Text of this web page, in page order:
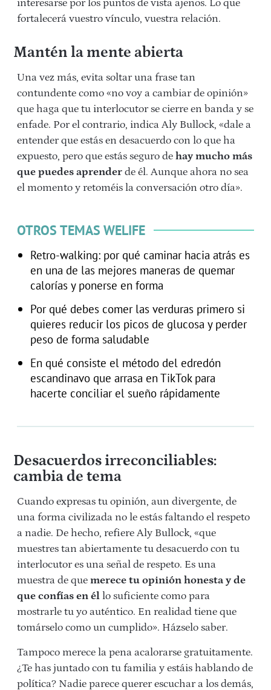
interesarse por los puntos de vista ajenos. Lo que
fortalecerá vuestro vínculo, vuestra relación.
Mantén la mente abierta
Una vez más, evita soltar una frase tan
contundente como «no voy a cambiar de opinión»
que haga que tu interlocutor se cierre en banda y se
enfade. Por el contrario, indica Aly Bullock, «dale a
entender que estás en desacuerdo con lo que ha
expuesto, pero que estás seguro de hay mucho más
que puedes aprender de él. Aunque ahora no sea
el momento y retoméis la conversación otro día».
OTROS TEMAS WELIFE
Retro-walking: por qué caminar hacia atrás es
en una de las mejores maneras de quemar
calorías y ponerse en forma
Por qué debes comer las verduras primero si
quieres reducir los picos de glucosa y perder
peso de forma saludable
En qué consiste el método del edredón
escandinavo que arrasa en TikTok para
hacerte conciliar el sueño rápidamente
Desacuerdos irreconciliables:
cambia de tema
Cuando expresas tu opinión, aun divergente, de
una forma civilizada no le estás faltando el respeto
a nadie. De hecho, refiere Aly Bullock, «que
muestres tan abiertamente tu desacuerdo con tu
interlocutor es una señal de respeto. Es una
muestra de que merece tu opinión honesta y de
que confías en él lo suficiente como para
mostrarle tu yo auténtico. En realidad tiene que
tomárselo como un cumplido». Házselo saber.
Tampoco merece la pena acalorarse gratuitamente.
¿Te has juntado con tu familia y estáis hablando de
política? Nadie parece querer escuchar a los demás,